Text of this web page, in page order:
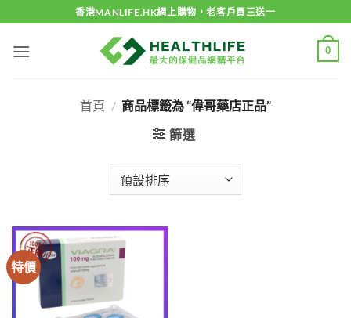
to
content
香港MANLIFE.HK網上購物，老客戶買三送一
0
首頁 / 商品標籤為 “偉哥藥店正品”
篩選
特價